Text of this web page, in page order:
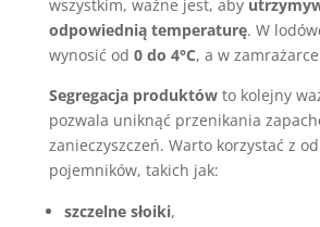
wszystkim, ważne jest, aby
odpowiednią temperaturę. W
wynosić od 0 do 4°C, a w zamrażarce
Segregacja produktówto kolejny
pozwala uniknąć przenikania
zanieczyszczeń. Warto korzystać z
pojemników, takich jak:
szczelne słoiki,